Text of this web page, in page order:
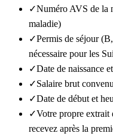
✓Numéro AVS de la
maladie)
✓Permis de séjour
nécessaire pour les
✓Date de naissance
✓Salaire brut
✓Date de début et
✓Votre propre extrait
recevez après la